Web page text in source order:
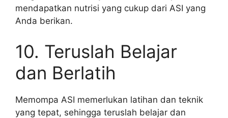
mendapatkan nutrisi yang cukup dari ASI yang
Anda berikan.
10. Teruslah Belajar
dan Berlatih
Memompa ASI memerlukan latihan dan teknik
yang tepat, sehingga teruslah belajar dan